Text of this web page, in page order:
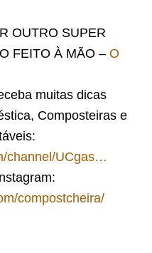
OUTRO SUPER
FEITO À MÃO – O
muitas dicas
Composteiras e
channel/UCgas…
compostcheira/